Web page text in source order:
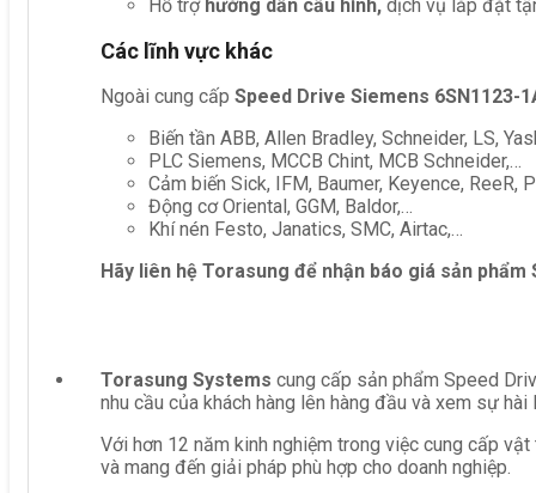
Hỗ trợ hướng dẫn cấu hình, dịch vụ lắp đặt
Các lĩnh vực khác
Ngoài cung cấp Speed Drive Siemens 6SN1123-
Biến tần ABB, Allen Bradley, Schneider, LS,
PLC Siemens, MCCB Chint, MCB Schneider,…
Cảm biến Sick, IFM, Baumer, Keyence, ReeR,
Động cơ Oriental, GGM, Baldor,…
Khí nén Festo, Janatics, SMC, Airtac,…
Hãy liên hệ Torasung để nhận báo giá sản phẩm
Torasung Systems cung cấp sản phẩm Speed
nhu cầu của khách hàng lên hàng đầu và xem sự
Với hơn 12 năm kinh nghiệm trong việc cung cấp
và mang đến giải pháp phù hợp cho doanh nghiệp.